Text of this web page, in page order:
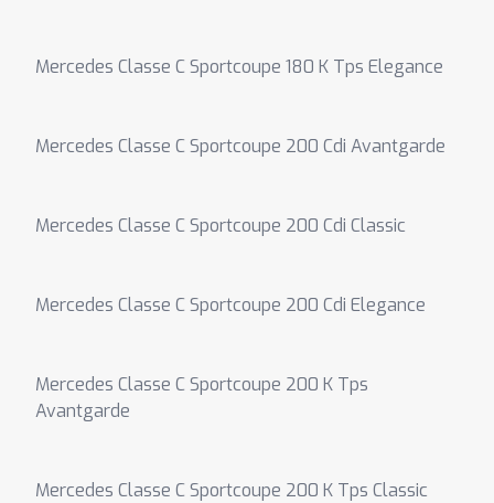
Mercedes Classe C Sportcoupe 180 K Tps Elegance
Mercedes Classe C Sportcoupe 200 Cdi Avantgarde
Mercedes Classe C Sportcoupe 200 Cdi Classic
Mercedes Classe C Sportcoupe 200 Cdi Elegance
Mercedes Classe C Sportcoupe 200 K Tps
Avantgarde
Mercedes Classe C Sportcoupe 200 K Tps Classic